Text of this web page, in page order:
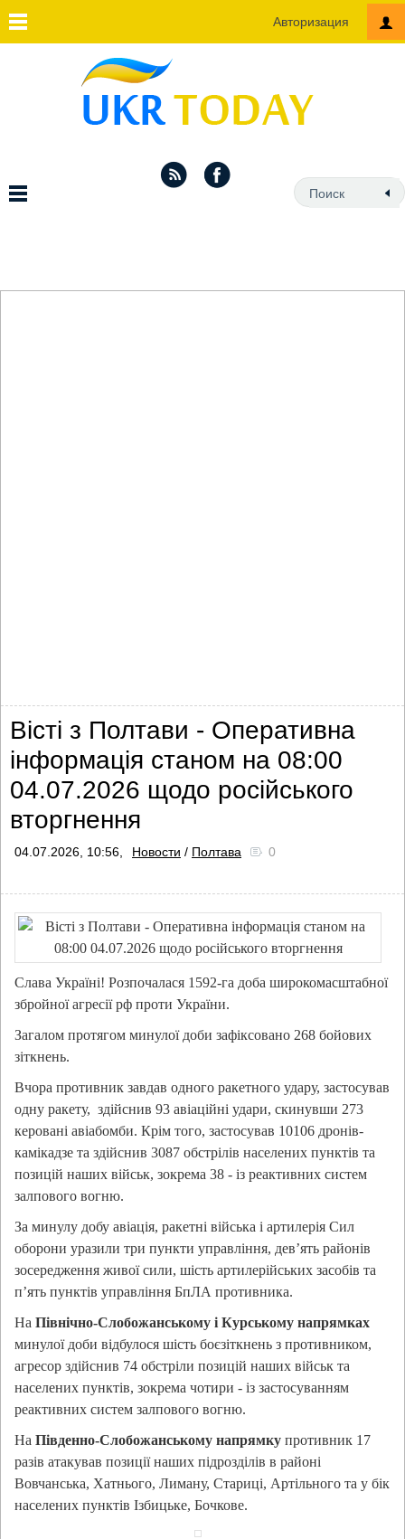
Авторизация
Вісті з Полтави - Оперативна
інформація станом на 08:00
04.07.2026 щодо російського
вторгнення
04.07.2026, 10:56, Новости / Полтава 0
Слава Україні! Розпочалася 1592-га доба широкомасштабної
збройної агресії рф проти України.
Загалом протягом минулої доби зафіксовано 268 бойових
зіткнень.
Вчора противник завдав одного ракетного удару, застосував
одну ракету, здійснив 93 авіаційні удари, скинувши 273
керовані авіабомби. Крім того, застосував 10106 дронів-
камікадзе та здійснив 3087 обстрілів населених пунктів та
позицій наших військ, зокрема 38 - із реактивних систем
залпового вогню.
За минулу добу авіація, ракетні війська і артилерія Сил
оборони уразили три пункти управління, дев’ять районів
зосередження живої сили, шість артилерійських засобів та
п’ять пунктів управління БпЛА противника.
На Північно-Слобожанському і Курському напрямках
минулої доби відбулося шість боєзіткнень з противником,
агресор здійснив 74 обстріли позицій наших військ та
населених пунктів, зокрема чотири - із застосуванням
реактивних систем залпового вогню.
На Південно-Слобожанському напрямку противник 17
разів атакував позиції наших підрозділів в районі
Вовчанська, Хатнього, Лиману, Стариці, Артільного та у бік
населених пунктів Ізбицьке, Бочкове.